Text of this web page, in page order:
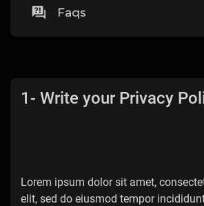
Faqs
1- Write your Privacy
Lorem ipsum dolor sit amet,
elit, sed do eiusmod tempor